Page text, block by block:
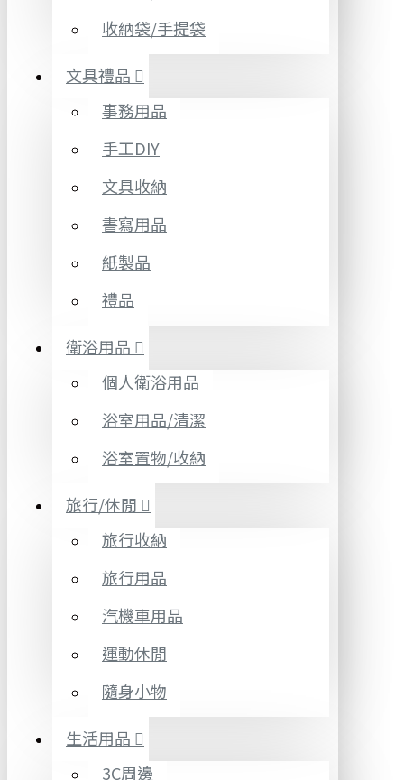
收納袋/手提袋
文具禮品
事務用品
手工DIY
文具收納
書寫用品
紙製品
禮品
衛浴用品
個人衛浴用品
浴室用品/清潔
浴室置物/收納
旅行/休閒
旅行收納
旅行用品
汽機車用品
運動休閒
隨身小物
生活用品
3C周邊